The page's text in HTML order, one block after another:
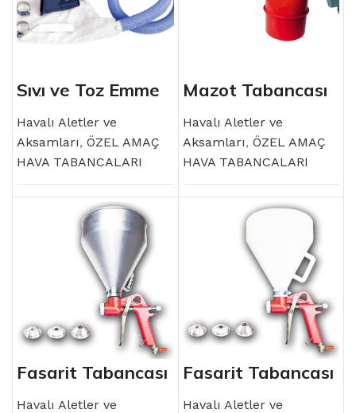
Sıvı ve Toz Emme
Tabancası
Havalı Aletler ve
Aksamları, ÖZEL AMAÇ
HAVA TABANCALARI
Mazot Tabancası
Havalı Aletler ve
Aksamları, ÖZEL AMAÇ
HAVA TABANCALARI
Fasarit Tabancası
Alüminyum Depo
Havalı Aletler ve
Fasarit Tabancası
Plastik Depo
Havalı Aletler ve